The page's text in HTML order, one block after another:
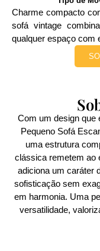
Charme compacto
sofá vintage
qualquer espaço com
Com um design que
Pequeno Sofá
uma estrutura
clássica remetem ao
adiciona um caráter
sofisticação sem
em harmonia. Uma
versatilidade,